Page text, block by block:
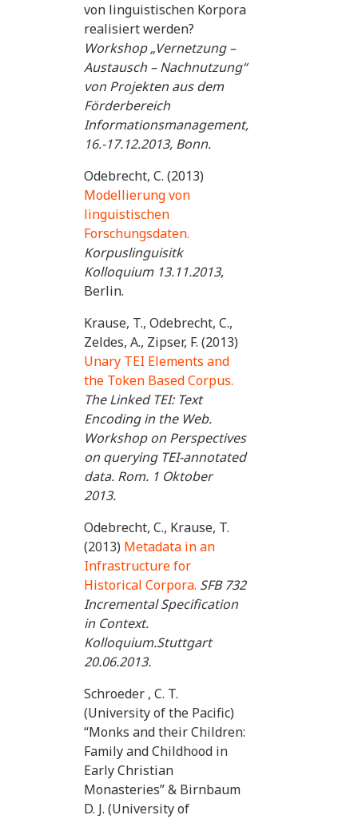
von linguistischen Korpora
realisiert werden?
Workshop „Vernetzung –
Austausch – Nachnutzung“
von Projekten aus dem
Förderbereich
Informationsmanagement,
16.-17.12.2013, Bonn.
Odebrecht, C. (2013)
Modellierung von
linguistischen
Forschungsdaten.
Korpuslinguisitk
Kolloquium 13.11.2013,
Berlin.
Krause, T., Odebrecht, C.,
Zeldes, A., Zipser, F. (2013)
Unary TEI Elements and
the Token Based Corpus.
The Linked TEI: Text
Encoding in the Web.
Workshop on Perspectives
on querying TEI-annotated
data. Rom. 1 Oktober
2013.
Odebrecht, C., Krause, T.
(2013) Metadata in an
Infrastructure for
Historical Corpora. SFB 732
Incremental Specification
in Context.
Kolloquium.Stuttgart
20.06.2013.
Schroeder , C. T.
(University of the Pacific)
“Monks and their Children:
Family and Childhood in
Early Christian
Monasteries” & Birnbaum
D. J. (University of